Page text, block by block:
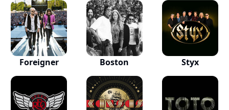
Foreigner Boston Styx